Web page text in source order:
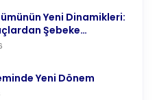
Yeni Dinamikleri:
Şebeke
Yeni Dönem